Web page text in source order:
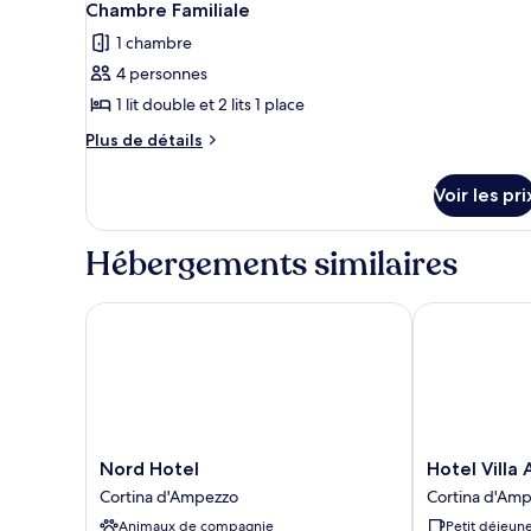
Chambre
Simple
toutes
les
photos
pour
ce
chambre :
Chambre
Familiale
25
Chambre Familiale
1 chambre
4 personnes
1 lit double et 2 lits 1 place
Plus de détails
Plus
le
type
de
Chambre
Voir les
Hébergements similaires
Nord
Hotel
Cortina
Nord Hotel
Cortina d'Ampezzo
Animaux de compagnie
Nord Hotel
Hotel
Villa
Argentina
Hotel Villa
Cortina
Petit
Hotel Villa